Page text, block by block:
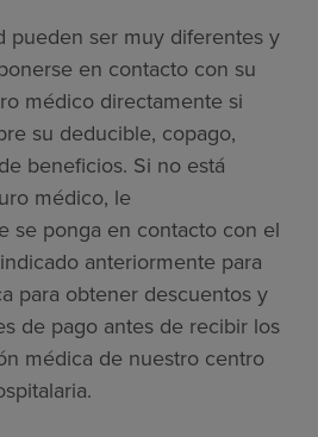
pueden ser muy diferentes y
en contacto con su
médico directamente si
su deducible, copago,
beneficios. Si no está
médico, le
se ponga en contacto con el
anteriormente para
para obtener descuentos y
de pago antes de recibir los
médica de nuestro centro